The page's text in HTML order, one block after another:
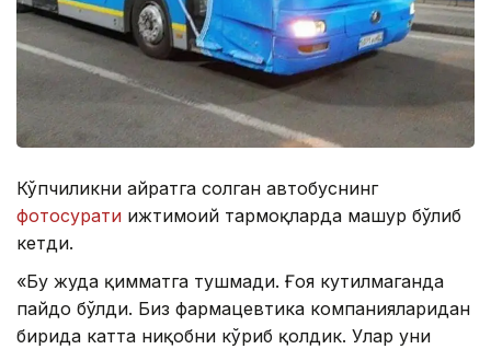
Кўпчиликни ҳайратга солган автобуснинг
фотосурати ижтимоий тармоқларда машҳур бўлиб
кетди.
«Бу жуда қимматга тушмади. Ғоя кутилмаганда
пайдо бўлди. Биз фармацевтика компанияларидан
бирида катта ниқобни кўриб қолдик. Улар уни